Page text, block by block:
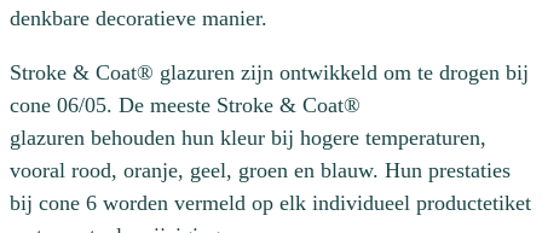
denkbare decoratieve manier.
Stroke & Coat® glazuren zijn ontwikkeld om te drogen bij
cone 06/05. De meeste Stroke & Coat®
glazuren behouden hun kleur bij hogere temperaturen,
vooral rood, oranje, geel, groen en blauw. Hun prestaties
bij cone 6 worden vermeld op elk individueel productetiket